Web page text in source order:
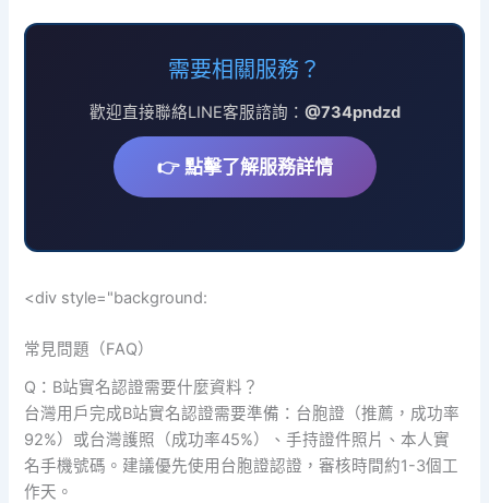
需要相關服務？
歡迎直接聯絡LINE客服諮詢： @734pndzd
👉 點擊了解服務詳情
<div style="background:
常見問題（FAQ）
Q：B站實名認證需要什麼資料？
台灣用戶完成B站實名認證需要準備：台胞證（推薦，成功率
92%）或台灣護照（成功率45%）、手持證件照片、本人實
名手機號碼。建議優先使用台胞證認證，審核時間約1-3個工
作天。